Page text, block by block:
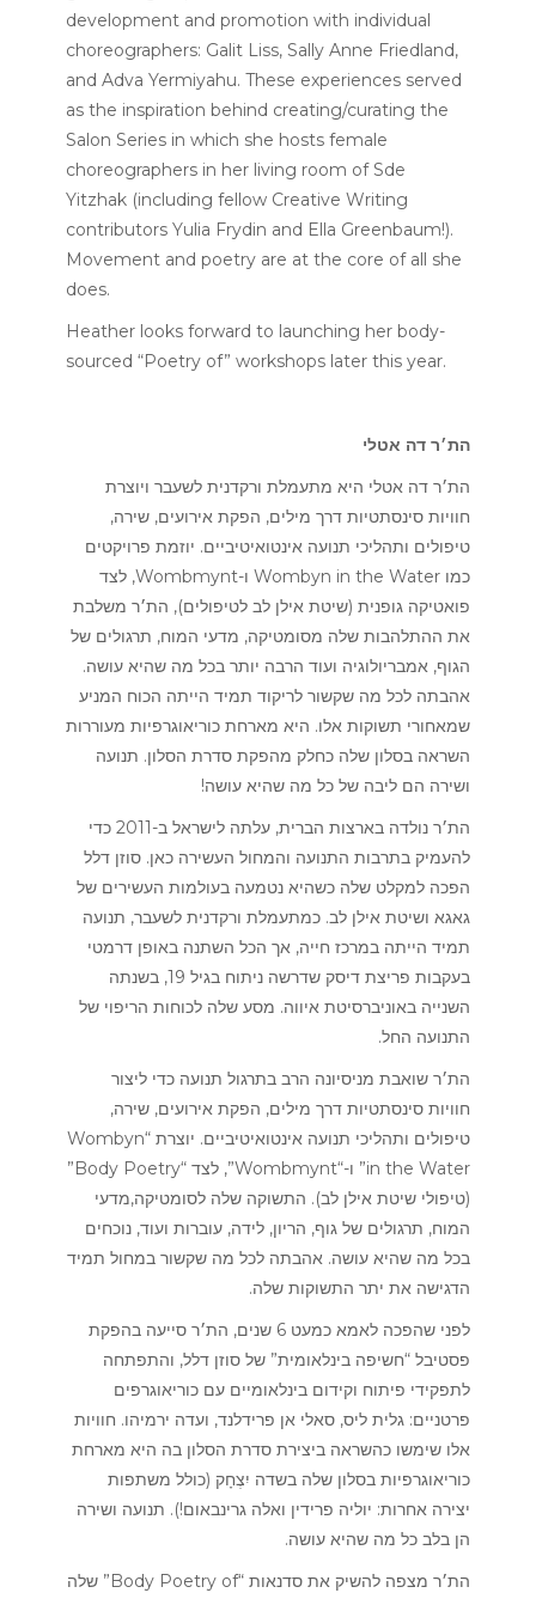
development and promotion with individual
choreographers: Galit Liss, Sally Anne Friedland,
and Adva Yermiyahu. These experiences served
as the inspiration behind creating/curating the
Salon Series in which she hosts female
choreographers in her living room of Sde
Yitzhak (including fellow Creative Writing
contributors Yulia Frydin and Ella Greenbaum!).
Movement and poetry are at the core of all she
does.
Heather looks forward to launching her body-
sourced “Poetry of” workshops later this year.
הת׳ר דה אטלי
הת׳ר דה אטלי היא מתעמלת ורקדנית לשעבר ויוצרת
חוויות סינסתטיות דרך מילים, הפקת אירועים, שירה,
טיפולים ותהליכי תנועה אינטואיטיביים. יוזמת פרויקטים
כמו Wombyn in the Water ו-Wombmynt, לצד
פואטיקה גופנית (שיטת אילן לב לטיפולים), הת׳ר משלבת
את ההתלהבות שלה מסומטיקה, מדעי המוח, תרגולים של
הגוף, אמבריולוגיה ועוד הרבה יותר בכל מה שהיא עושה.
אהבתה לכל מה שקשור לריקוד תמיד הייתה הכוח המניע
שמאחורי תשוקות אלו. היא מארחת כוריאוגרפיות מעוררות
השראה בסלון שלה כחלק מהפקת סדרת הסלון. תנועה
ושירה הם ליבה של כל מה שהיא עושה!
הת׳ר נולדה בארצות הברית, עלתה לישראל ב-2011 כדי
להעמיק בתרבות התנועה והמחול העשירה כאן. סוזן דלל
הפכה למקלט שלה כשהיא נטמעה בעולמות העשירים של
גאגא ושיטת אילן לב. כמתעמלת ורקדנית לשעבר, תנועה
תמיד הייתה במרכז חייה, אך הכל השתנה באופן דרמטי
בעקבות פריצת דיסק שדרשה ניתוח בגיל 19, בשנתה
השנייה באוניברסיטת איווה. מסע שלה לכוחות הריפוי של
התנועה החל.
הת׳ר שואבת מניסיונה הרב בתרגול תנועה כדי ליצור
חוויות סינסתטיות דרך מילים, הפקת אירועים, שירה,
טיפולים ותהליכי תנועה אינטואיטיביים. יוצרת “Wombyn
in the Water” ו-“Wombmynt”, לצד “Body Poetry”
(טיפולי שיטת אילן לב). התשוקה שלה לסומטיקה,מדעי
המוח, תרגולים של גוף, הריון, לידה, עוברות ועוד, נוכחים
בכל מה שהיא עושה. אהבתה לכל מה שקשור במחול תמיד
הדגישה את יתר התשוקות שלה.
לפני שהפכה לאמא כמעט 6 שנים, הת׳ר סייעה בהפקת
פסטיבל “חשיפה בינלאומית” של סוזן דלל, והתפתחה
לתפקידי פיתוח וקידום בינלאומיים עם כוריאוגרפים
פרטניים: גלית ליס, סאלי אן פרידלנד, ועדה ירמיהו. חוויות
אלו שימשו כהשראה ביצירת סדרת הסלון בה היא מארחת
כוריאוגרפיות בסלון שלה בשדה יִצְחָק (כולל משתפות
יצירה אחרות: יוליה פרידין ואלה גרינבאום!). תנועה ושירה
הן בלב כל מה שהיא עושה.
הת׳ר מצפה להשיק את סדנאות “Body Poetry of” שלה